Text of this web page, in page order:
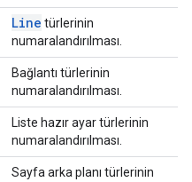
Line türlerinin
numaralandırılması.
Bağlantı türlerinin
numaralandırılması.
Liste hazır ayar türlerinin
numaralandırılması.
Sayfa arka planı türlerinin